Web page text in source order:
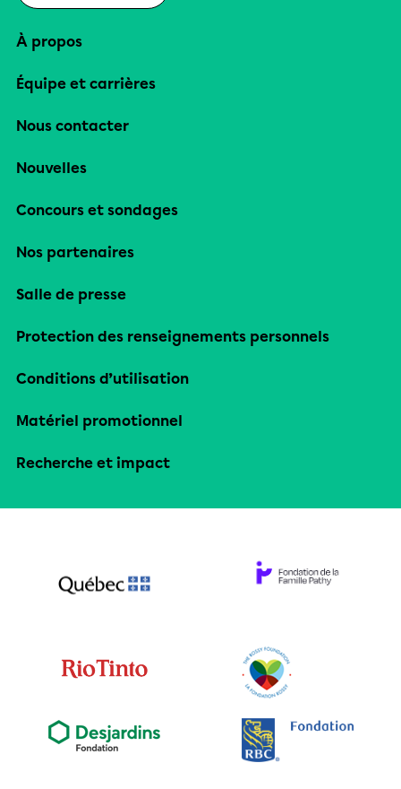
À propos
Équipe et carrières
Nous contacter
Nouvelles
Concours et sondages
Nos partenaires
Salle de presse
Protection des renseignements personnels
Conditions d’utilisation
Matériel promotionnel
Recherche et impact